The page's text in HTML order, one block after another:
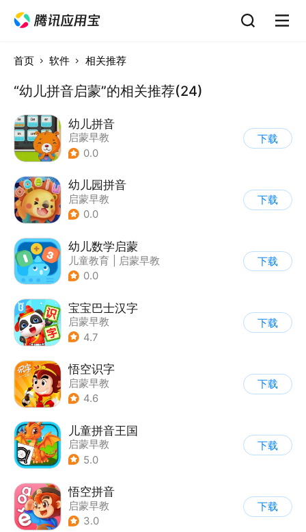
首页 软件 相关推荐
“幼儿拼音启蒙”的相关推荐(24)
幼儿拼音
启蒙早教
0.0
下载
幼儿园拼音
启蒙早教
0.0
下载
幼儿数学启蒙
儿童教育
启蒙早教
0.0
下载
宝宝巴士汉字
启蒙早教
4.7
下载
悟空识字
启蒙早教
4.6
下载
儿童拼音王国
启蒙早教
5.0
下载
悟空拼音
启蒙早教
3.0
下载